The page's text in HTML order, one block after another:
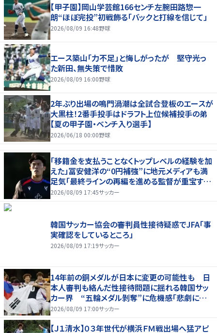
【甲子園】岡山学芸館166センチ左腕田路惣一
朗“ほぼ完投”初戦飾る「バックと打線を信じて」
2026/08/09 16:48野球
エース築山「力不足」と悔しがったが 堅守光っ
た新田、無失策で惜敗
2026/08/09 16:00野球
2年ぶり出場の鳴門渦潮は全試合登板のエースが
大黒柱！2番手投手はドラフト上位候補投手の弟
【夏の甲子園・ベンチ入り選手】
2026/06/18 00:00野球
「移籍金を支払うことなくトップレベルの経験を加
えた」冨安健洋の“0円補強”に地元メディアも満
足気「最終ラインの再編を進める監督が重宝する
柔軟性を備えている」
2026/08/09 17:45サッカー
韓国サッカー協会の審判員性接待疑惑でJFA「事
実確認をしているところ」
2026/08/09 17:19サッカー
14年前の銅メダルが日本に変更の可能性も 日
本人審判も絡んだ性接待問題に揺れる韓国サッ
カー界 “五輪メダル剝奪”に危機感「悲劇に見
舞われる」
2026/08/09 17:00サッカー
【Ｊ１清水】０３年世代が横浜ＦＭ戦出場へ猛アピ